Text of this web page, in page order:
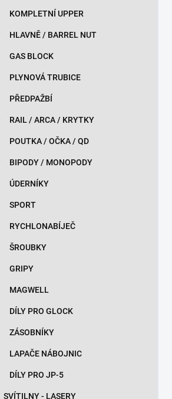
KOMPLETNÍ UPPER
HLAVNĚ / BARREL NUT
GAS BLOCK
PLYNOVÁ TRUBICE
PŘEDPAŽBÍ
RAIL / ARCA / KRYTKY
POUTKA / OČKA / QD
BIPODY / MONOPODY
ÚDERNÍKY
SPORT
RYCHLONABÍJEČ
ŠROUBKY
GRIPY
MAGWELL
DÍLY PRO GLOCK
ZÁSOBNÍKY
LAPAČE NÁBOJNIC
DÍLY PRO JP-5
SVÍTILNY - LASERY